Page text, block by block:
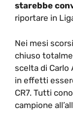
starebbe
riportare in
Nei mesi
chiuso
scelta di Carlo
in effetti
CR7. Tutti
campione